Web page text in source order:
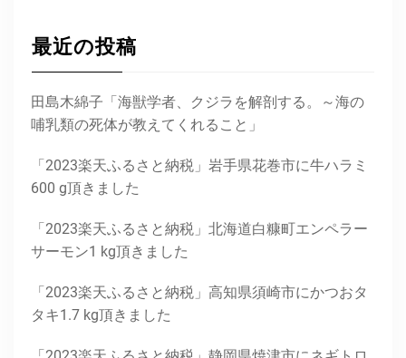
最近の投稿
田島木綿子「海獣学者、クジラを解剖する。～海の
哺乳類の死体が教えてくれること」
「2023楽天ふるさと納税」岩手県花巻市に牛ハラミ
600 g頂きました
「2023楽天ふるさと納税」北海道白糠町エンペラー
サーモン1 kg頂きました
「2023楽天ふるさと納税」高知県須崎市にかつおタ
タキ1.7 kg頂きました